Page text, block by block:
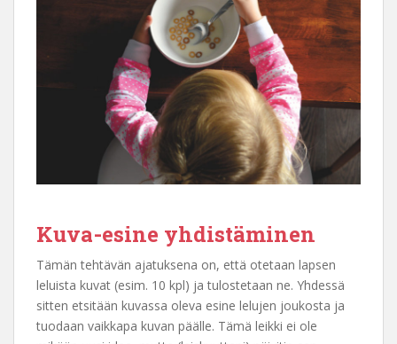
Kuva-esine yhdistäminen
Tämän tehtävän ajatuksena on, että otetaan lapsen
leluista kuvat (esim. 10 kpl) ja tulostetaan ne. Yhdessä
sitten etsitään kuvassa oleva esine lelujen joukosta ja
tuodaan vaikkapa kuvan päälle. Tämä leikki ei ole